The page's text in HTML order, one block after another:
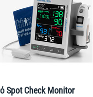
Spot Check Monitor